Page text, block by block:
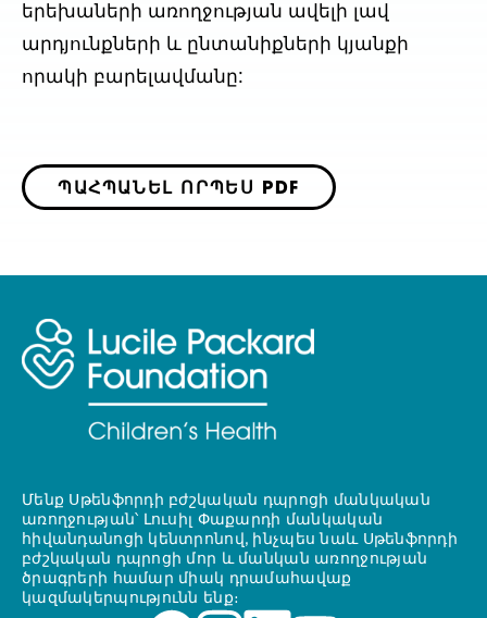
երեխաների առողջության ավելի լավ
արդյունքների և ընտանիքների կյանքի
որակի բարելավմանը:
ՊԱՀՊԱՆԵԼ ՈՐՊԵՍ PDF
Մենք Սթենֆորդի բժշկական դպրոցի մանկական
առողջության՝ Լուսիլ Փաքարդի մանկական
հիվանդանոցի կենտրոնով, ինչպես նաև Սթենֆորդի
բժշկական դպրոցի մոր և մանկան առողջության
ծրագրերի համար միակ դրամահավաք
կազմակերպությունն ենք։